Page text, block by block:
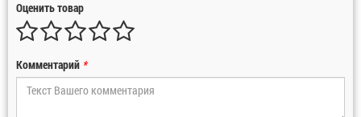
Оценить товар
Комментарий *